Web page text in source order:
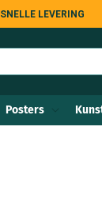
SNELLE LEVERING
Posters